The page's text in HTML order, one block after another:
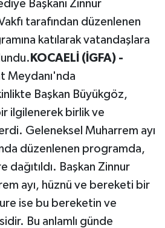
Başkanı Zinnur
tarafından düzenlenen
katılarak vatandaşlara
KOCAELİ (İGFA) -
Meydanı'nda
Başkan Büyükgöz,
ilgilenerek birlik ve
Geleneksel Muharrem ayı
düzenlenen programda,
dağıtıldı. Başkan Zinnur
ayı, hüznü ve bereketi bir
ise bu bereketin ve
Bu anlamlı günde